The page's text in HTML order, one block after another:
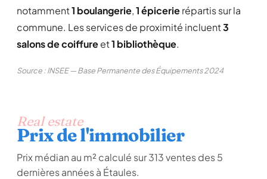
notamment1 boulangerie,1 épicerierépartis sur la
commune. Les services de proximité incluent3
salons de coiffureet1 bibliothèque.
Source : INSEE — Base Permanente des Équipements 2024
Real estate
Prix de l'immobilier
Prix médian au m² calculé sur 313 ventes des 5
dernières années à Étaules.